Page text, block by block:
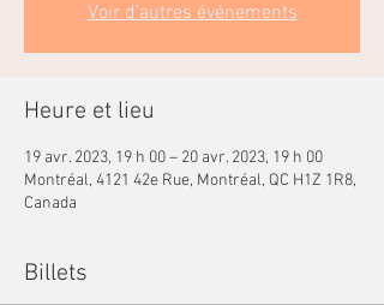
Voir d'autres événements
Heure et lieu
19 avr. 2023, 19 h 00 – 20 avr. 2023, 19 h 00
Montréal, 4121 42e Rue, Montréal, QC H1Z 1R8,
Canada
Billets